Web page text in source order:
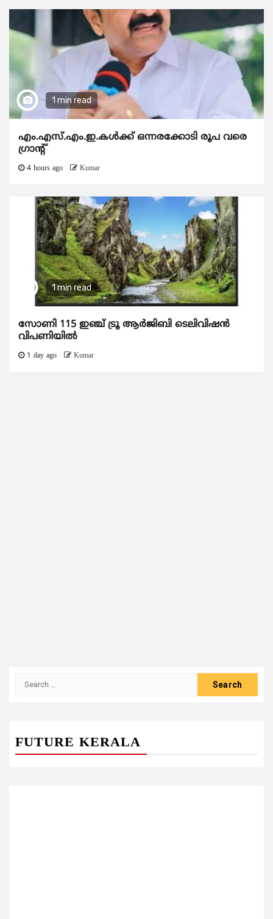
1 min read
എം.എസ്.എം.ഇ.കൾക്ക് ഒന്നരക്കോടി രൂപ വരെ
ഗ്രാന്റ്
4 hours ago Kumar
1 min read
സോണി 115 ഇഞ്ച് ട്രൂ ആർജിബി ടെലിവിഷൻ
വിപണിയിൽ
1 day ago Kumar
FUTURE KERALA